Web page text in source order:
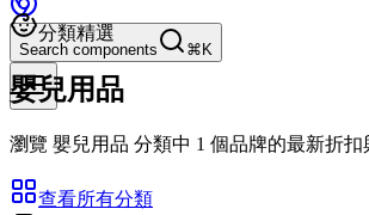
Search components ⌘K
分類精選
嬰兒用品
瀏覽 嬰兒用品 分類中 1 個品牌的最新折扣
查看所有分類